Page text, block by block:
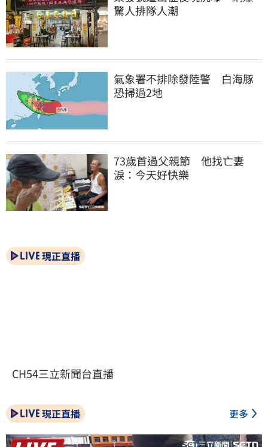
驚人排隊人潮
氣象署不排除發陸警　白海豚
恐掃過2地
73歲首過父親節　他找亡妻
淚：今天好快樂
現正直播
CH54三立新聞台直播
現正直播 更多